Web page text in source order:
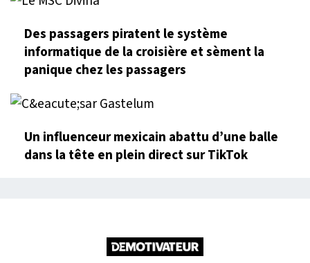
Des passagers piratent le système
informatique de la croisière et sèment la
panique chez les passagers
Un influenceur mexicain abattu d’une balle
dans la tête en plein direct sur TikTok